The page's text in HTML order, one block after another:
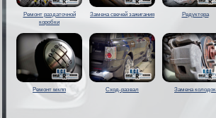
Ремонт раздаточной
коробки
Замена свечей зажигания Редуктора
Ремонт мкпп Сход-развал Замена колодок